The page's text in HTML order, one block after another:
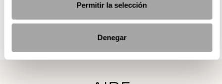
Permitir la selección
Denegar